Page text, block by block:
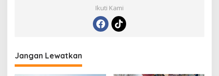
Ikuti Kami
Jangan Lewatkan